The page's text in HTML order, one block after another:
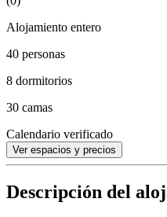
Alojamiento entero
40 personas
8 dormitorios
30 camas
Calendario verificado
Ver espacios y precios
Descripción del